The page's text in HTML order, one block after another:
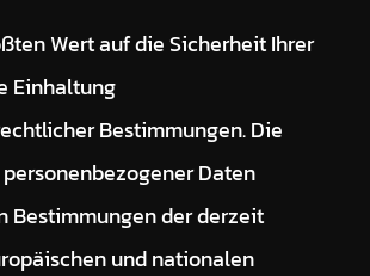
Wert auf die Sicherheit Ihrer
Einhaltung
Bestimmungen. Die
Daten
Bestimmungen der derzeit
und nationalen